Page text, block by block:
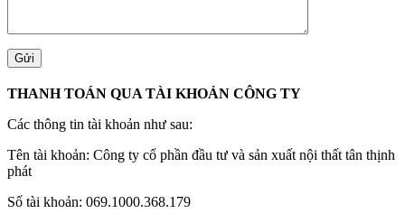
THANH TOÁN QUA TÀI KHOẢN CÔNG TY
Các thông tin tài khoản như sau:
Tên tài khoản: Công ty cổ phần đầu tư và sản xuất nội thất tân thịnh
phát
Số tài khoản: 069.1000.368.179